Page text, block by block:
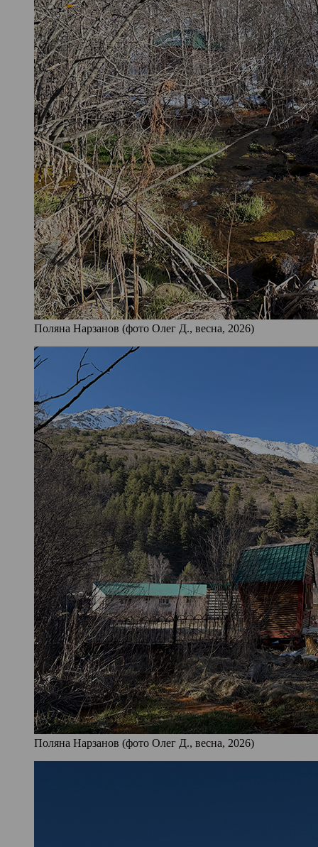
Поляна Нарзанов (фото Олег Д., весна, 2026)
Поляна Нарзанов (фото Олег Д., весна, 2026)